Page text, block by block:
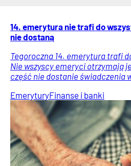
14. emerytura nie trafi do
nie dostaną
Tegoroczna 14. emerytura trafi
Nie wszyscy emeryci otrzymają
część nie dostanie świadczenia
EmeryturyFinanse i banki